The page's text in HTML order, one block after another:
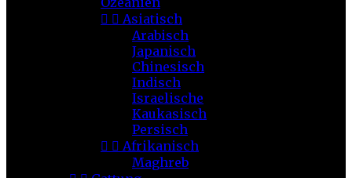
  Asiatisch
Arabisch
Japanisch
Chinesisch
Indisch
Israelische
Kaukasisch
Persisch
  Afrikanisch
Maghreb